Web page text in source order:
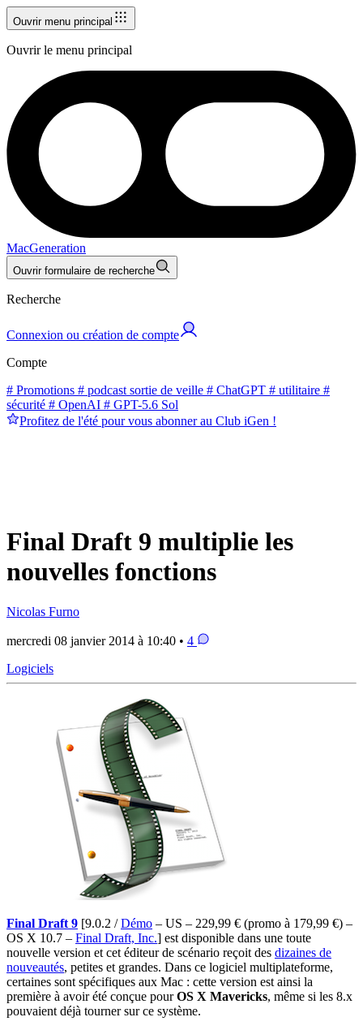
Ouvrir menu principal
Ouvrir le menu principal
MacGeneration
Ouvrir formulaire de recherche
Recherche
Connexion ou création de compte
Compte
# Promotions # podcast sortie de veille # ChatGPT # utilitaire #
sécurité # OpenAI # GPT-5.6 Sol
Profitez de l'été pour vous abonner au Club iGen !
Final Draft 9 multiplie les
nouvelles fonctions
Nicolas Furno
mercredi 08 janvier 2014 à 10:40 • 4
Logiciels
Final Draft 9 [9.0.2 /Démo – US – 229,99 € (promo à 179,99 €) –
OS X 10.7 – Final Draft, Inc.] est disponible dans une toute
nouvelle version et cet éditeur de scénario reçoit des dizaines de
nouveautés, petites et grandes. Dans ce logiciel multiplateforme,
certaines sont spécifiques aux Mac : cette version est ainsi la
première à avoir été conçue pourOS X Mavericks, même si les 8.x
pouvaient déjà tourner sur ce système.